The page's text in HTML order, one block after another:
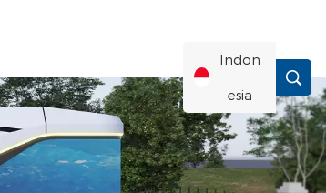
Indon
Esia
English